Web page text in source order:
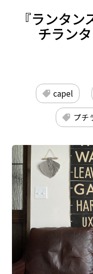
『ランタ
チラン
capel
プチ